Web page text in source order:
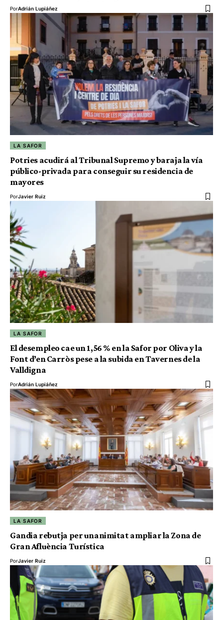
PorAdrián Lupiáñez
LA SAFOR
Potries acudirá al Tribunal Supremo y baraja la vía
público-privada para conseguir su residencia de
mayores
PorJavier Ruiz
LA SAFOR
El desempleo cae un 1,56 % en la Safor por Oliva y la
Font d’en Carròs pese a la subida en Tavernes de la
Valldigna
PorAdrián Lupiáñez
LA SAFOR
Gandia rebutja per unanimitat ampliar la Zona de
Gran Afluència Turística
PorJavier Ruiz